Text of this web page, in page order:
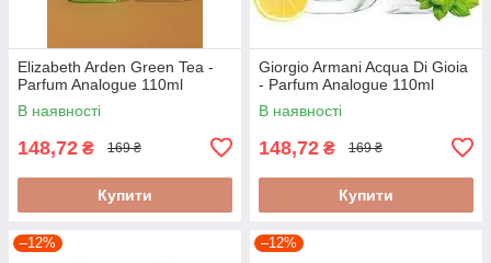
Elizabeth Arden Green Tea -
Parfum Analogue 110ml
В наявності
148,72 ₴ 169 ₴
Купити
Giorgio Armani Acqua Di Gioia
- Parfum Analogue 110ml
В наявності
148,72 ₴ 169 ₴
Купити
–12% –12%